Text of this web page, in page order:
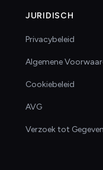
JURIDISCH
Privacybeleid
Algemene
Cookiebeleid
AVG
Verzoek tot